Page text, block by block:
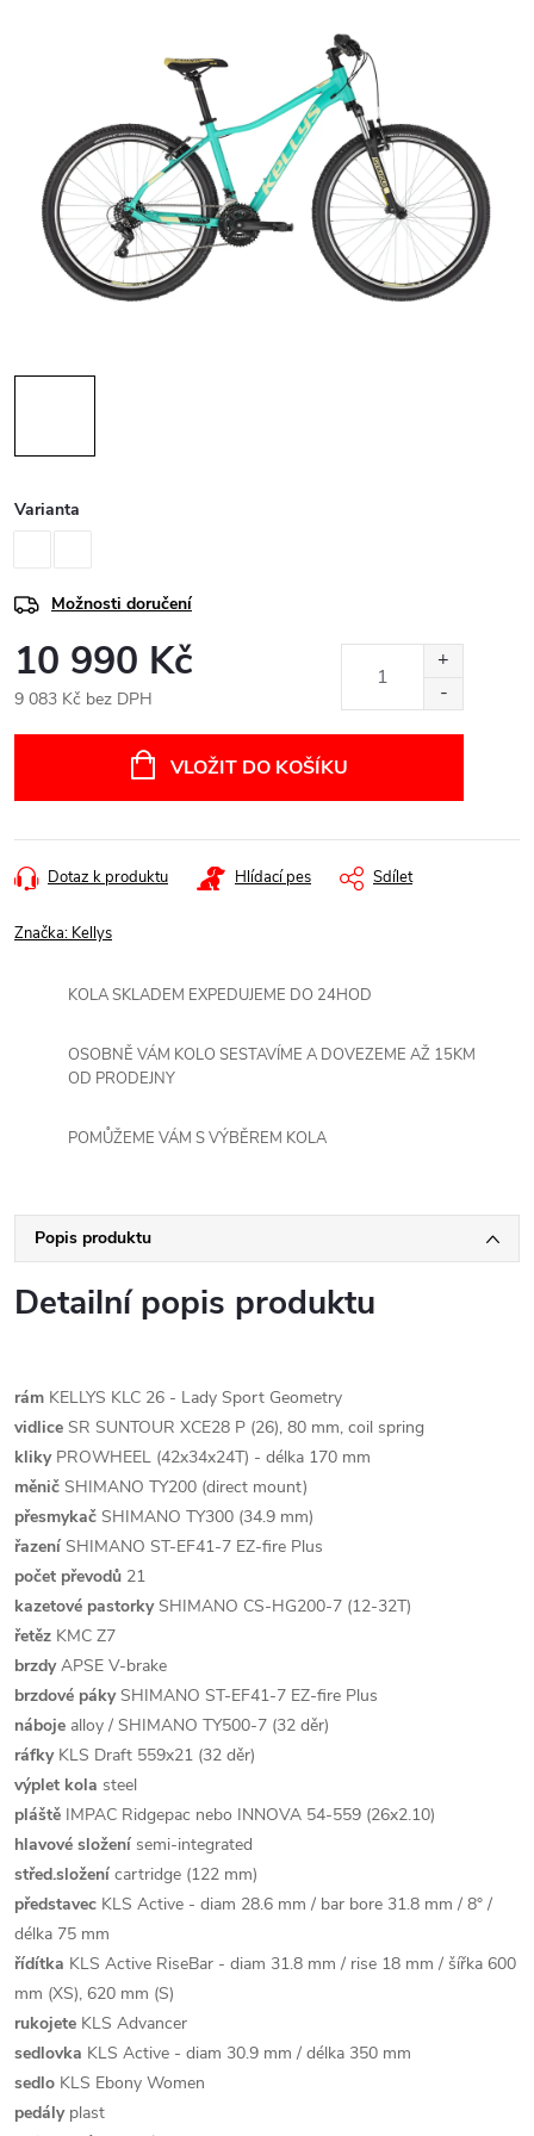
Varianta
Možnosti doručení
10 990 Kč
9 083 Kč bez DPH
VLOŽIT DO KOŠÍKU
Dotaz k produktu Hlídací pes Sdílet
Značka: Kellys
KOLA SKLADEM EXPEDUJEME DO 24HOD
OSOBNĚ VÁM KOLO SESTAVÍME A DOVEZEME AŽ 15KM
OD PRODEJNY
POMŮŽEME VÁM S VÝBĚREM KOLA
Popis produktu
Detailní popis produktu
rám KELLYS KLC 26 - Lady Sport Geometry
vidlice SR SUNTOUR XCE28 P (26), 80 mm, coil spring
klikyPROWHEEL (42x34x24T) - délka 170 mm
měnič SHIMANO TY200 (direct mount)
přesmykač SHIMANO TY300 (34.9 mm)
řazení SHIMANO ST-EF41-7 EZ-fire Plus
počet převodů 21
kazetové pastorkySHIMANO CS-HG200-7 (12-32T)
řetěz KMC Z7
brzdyAPSE V-brake
brzdové pákySHIMANO ST-EF41-7 EZ-fire Plus
náboje alloy / SHIMANO TY500-7 (32 děr)
ráfkyKLS Draft 559x21 (32 děr)
výplet kola steel
pláště IMPAC Ridgepac nebo INNOVA 54-559 (26x2.10)
hlavové složení semi-integrated
střed.složení cartridge (122 mm)
představec KLS Active - diam 28.6 mm / bar bore 31.8 mm / 8° /
délka 75 mm
řídítka KLS Active RiseBar - diam 31.8 mm / rise 18 mm / šířka 600
mm (XS), 620 mm (S)
rukojete KLS Advancer
sedlovka KLS Active - diam 30.9 mm / délka 350 mm
sedlo KLS Ebony Women
pedályplast